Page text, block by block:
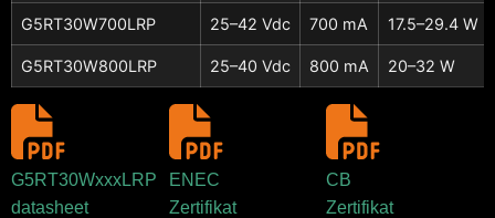
G5RT30W700LRP 25–42 Vdc 700 mA 17.5–29.4 W
G5RT30W800LRP 25–40 Vdc 800 mA 20–32 W
G5RT30WxxxLRP
datasheet
ENEC
Zertifikat
CB
Zertifikat